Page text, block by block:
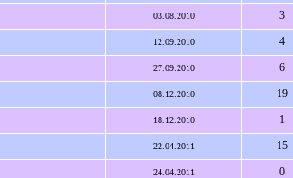
03.08.2010 3
12.09.2010 4
27.09.2010 6
08.12.2010 19
18.12.2010 1
22.04.2011 15
24.04.2011 0